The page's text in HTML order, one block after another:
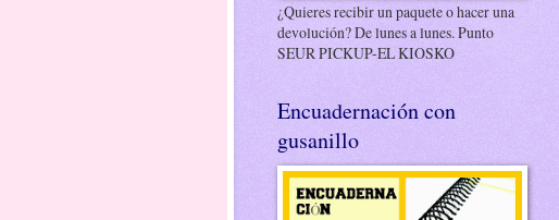
¿Quieres recibir un paquete o hacer una
devolución? De lunes a lunes. Punto
SEUR PICKUP-EL KIOSKO
Encuadernación con
gusanillo